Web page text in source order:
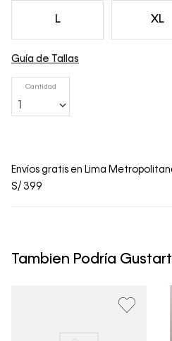
L XL
Guía de Tallas
Cantidad
Envíos gratis en Lima
S/ 399
Tambien Podría